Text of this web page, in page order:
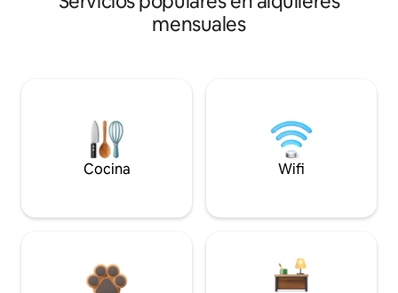
mensuales
Cocina Wifi